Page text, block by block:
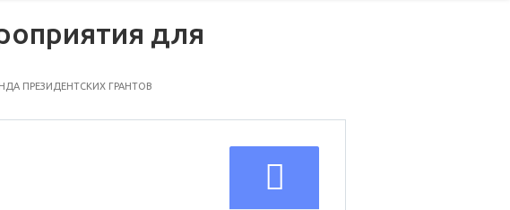
для
ПРЕЗИДЕНТСКИХ ГРАНТОВ